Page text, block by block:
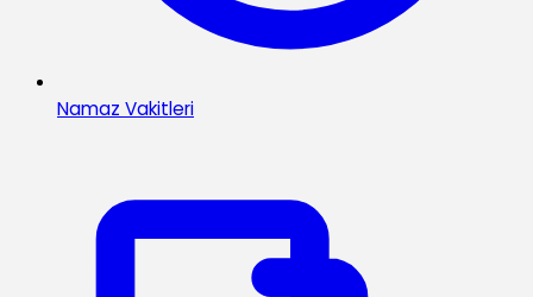
Namaz Vakitleri